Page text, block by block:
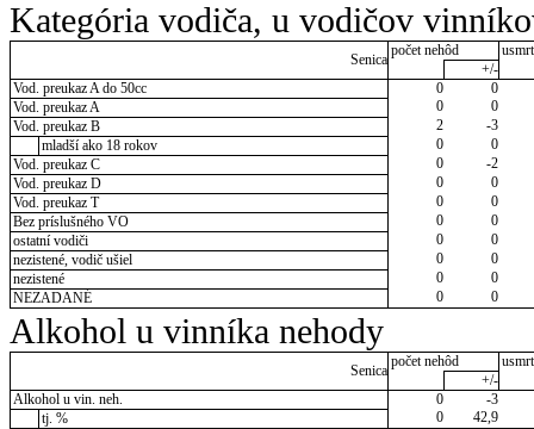
Kategória vodiča, u vodičov
Senica
počet nehôd
+/-
Vod. preukaz A do 50cc
0
0
Vod. preukaz A
0
0
Vod. preukaz B
2
-3
mladší ako 18 rokov
0
0
Vod. preukaz C
0
-2
Vod. preukaz D
0
0
Vod. preukaz T
0
0
Bez príslušného VO
0
0
ostatní vodiči
0
0
nezistené, vodič ušiel
0
0
nezistené
0
0
NEZADANÉ
0 0
Alkohol u vinníka nehody
Senica
počet nehôd
+/-
Alkohol u vin. neh.
0
-3
tj. %
0 42,9